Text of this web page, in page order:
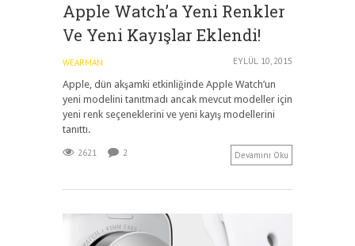
Apple Watch’a Yeni Renkler
Ve Yeni Kayışlar Eklendi!
WEARMAN EYLÜL 10, 2015
Apple, dün akşamki etkinliğinde Apple Watch’un
yeni modelini tanıtmadı ancak mevcut modeller için
yeni renk seçeneklerini ve yeni kayış modellerini
tanıttı.
2621 2 Devamını Oku